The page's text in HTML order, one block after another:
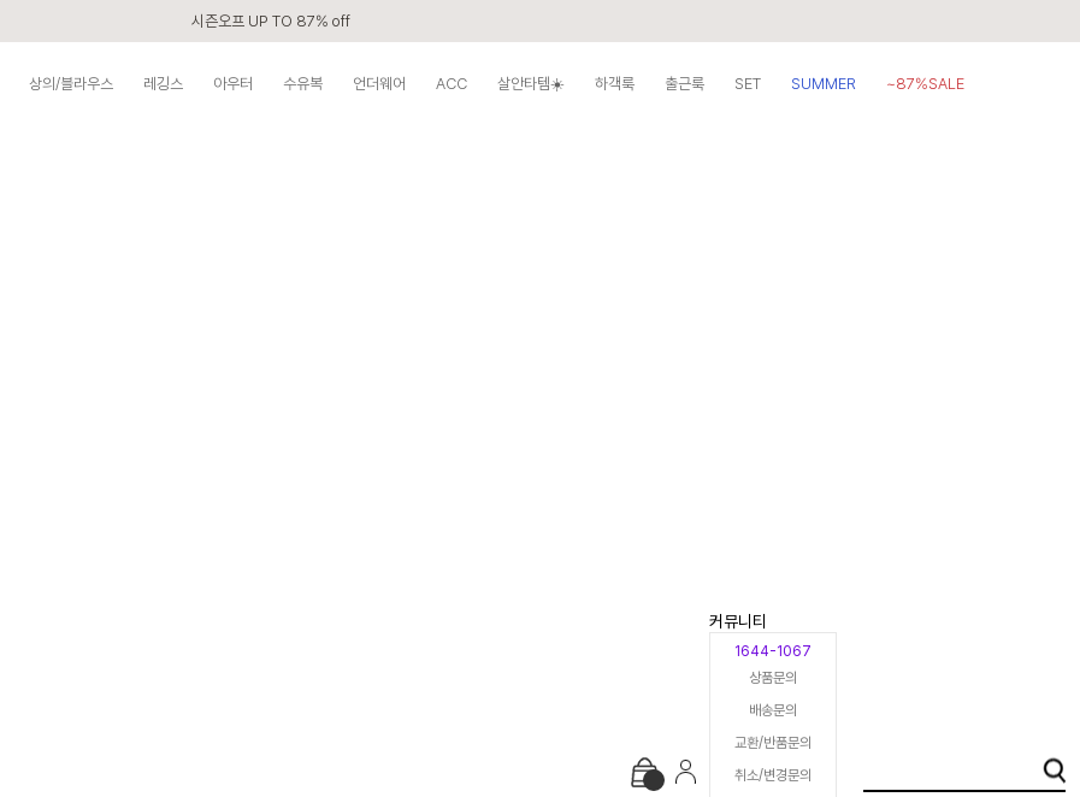
시즌오프 UP TO 87% off
상의/블라우스 레깅스 아우터 수유복 언더웨어 ACC 살안타템☀️ 하객룩 출근룩 SET SUMMER
~87%SALE
커뮤니티
1644-1067
상품문의
배송문의
교환/반품문의
취소/변경문의